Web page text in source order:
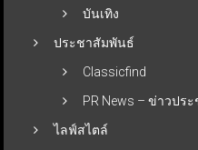
บันเทิง
ประชาสัมพันธ์
Classicfind
PR News – ข่าวปร
ไลฟ์สไตล์